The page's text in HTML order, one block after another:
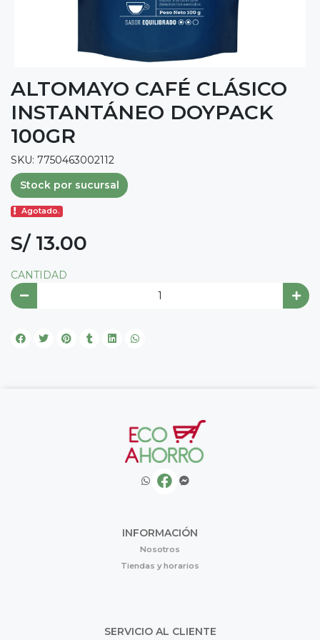
ALTOMAYO CAFÉ CLÁSICO
INSTANTÁNEO DOYPACK
100GR
SKU: 7750463002112
Stock por sucursal
Agotado.
S/ 13.00
CANTIDAD
INFORMACIÓN
Nosotros
Tiendas y horarios
SERVICIO AL CLIENTE